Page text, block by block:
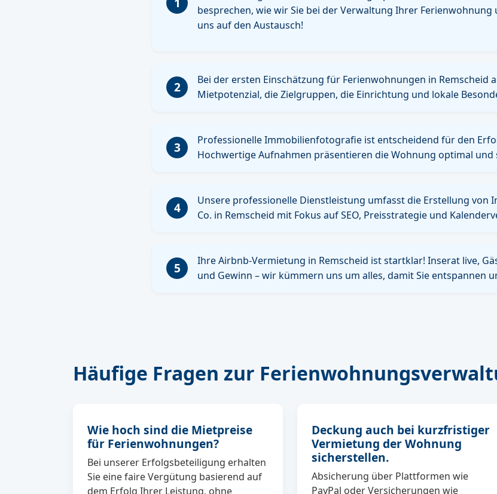
besprechen, wie wir Sie bei der Verwaltung Ihrer
uns auf den Austausch!
2
Bei der ersten Einschätzung für Ferienwohnungen in Remscheid
Mietpotenzial, die Zielgruppen, die Einrichtung und lokale
3
Professionelle Immobilienfotografie ist entscheidend für den
Hochwertige Aufnahmen präsentieren die Wohnung optimal und
4
Unsere professionelle Dienstleistung umfasst die Erstellung von
Co. in Remscheid mit Fokus auf SEO, Preisstrategie und
5
Ihre Airbnb-Vermietung in Remscheid ist startklar! Inserat live,
und Gewinn – wir kümmern uns um alles, damit Sie entspannen
Häufige Fragen zur
Wie hoch sind die Mietpreise
für Ferienwohnungen?
Bei unserer Erfolgsbeteiligung erhalten
Sie eine faire Vergütung basierend auf
dem Erfolg Ihrer Leistung, ohne
Deckung auch bei kurzfristiger
Vermietung der Wohnung
sicherstellen.
Absicherung über Plattformen wie
PayPal oder Versicherungen wie